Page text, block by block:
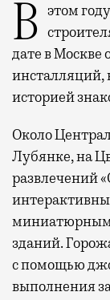
В этом году профессиональный праздник День
дате в Москве
инсталляций,
историей
Около
Лубянке, на
развлечений
зданий.
с помощью
выполнения